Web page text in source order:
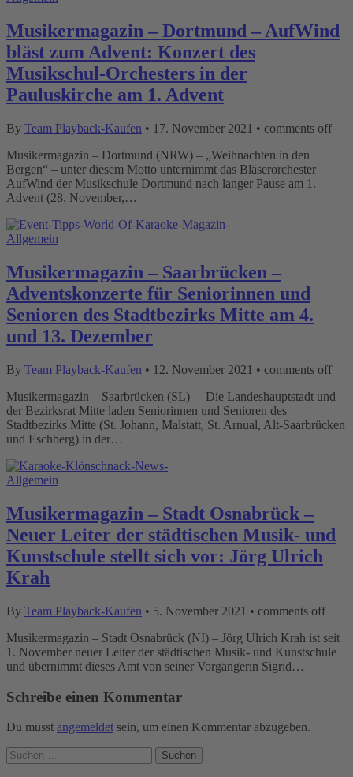
Musikermagazin – Dortmund – AufWind
bläst zum Advent: Konzert des
Musikschul-Orchesters in der
Pauluskirche am 1. Advent
By Team Playback-Kaufen • 17. November 2021 • comments off
Musikermagazin – Dortmund (NRW) – „Weihnachten in den
Bergen“ – unter diesem Motto unternimmt das Bläserorchester
AufWind der Musikschule Dortmund nach langer Pause am 1.
Advent (28. November,…
Allgemein
Musikermagazin – Saarbrücken –
Adventskonzerte für Seniorinnen und
Senioren des Stadtbezirks Mitte am 4.
und 13. Dezember
By Team Playback-Kaufen • 12. November 2021 • comments off
Musikermagazin – Saarbrücken (SL) – Die Landeshauptstadt und
der Bezirksrat Mitte laden Seniorinnen und Senioren des
Stadtbezirks Mitte (St. Johann, Malstatt, St. Arnual, Alt-Saarbrücken
und Eschberg) in der…
Allgemein
Musikermagazin – Stadt Osnabrück –
Neuer Leiter der städtischen Musik- und
Kunstschule stellt sich vor: Jörg Ulrich
Krah
By Team Playback-Kaufen • 5. November 2021 • comments off
Musikermagazin – Stadt Osnabrück (NI) – Jörg Ulrich Krah ist seit
1. November neuer Leiter der städtischen Musik- und Kunstschule
und übernimmt dieses Amt von seiner Vorgängerin Sigrid…
Schreibe einen Kommentar
Du musst angemeldet sein, um einen Kommentar abzugeben.
Suchen
nach: